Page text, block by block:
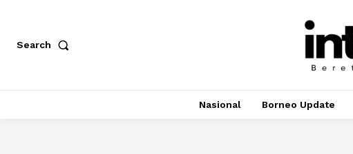
Search
Nasional Borneo Update